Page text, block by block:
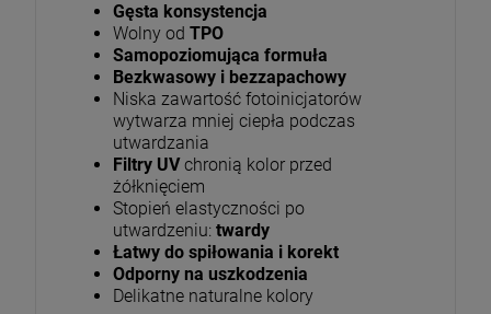
Gęsta konsystencja
Wolny od TPO
Samopoziomująca formuła
Bezkwasowy i bezzapachowy
Niska zawartość fotoinicjatorów
wytwarza mniej ciepła podczas
utwardzania
Filtry UVchronią kolor przed
żółknięciem
Stopień elastyczności po
utwardzeniu: twardy
Łatwy do spiłowania i korekt
Odporny na uszkodzenia
Delikatne naturalne kolory